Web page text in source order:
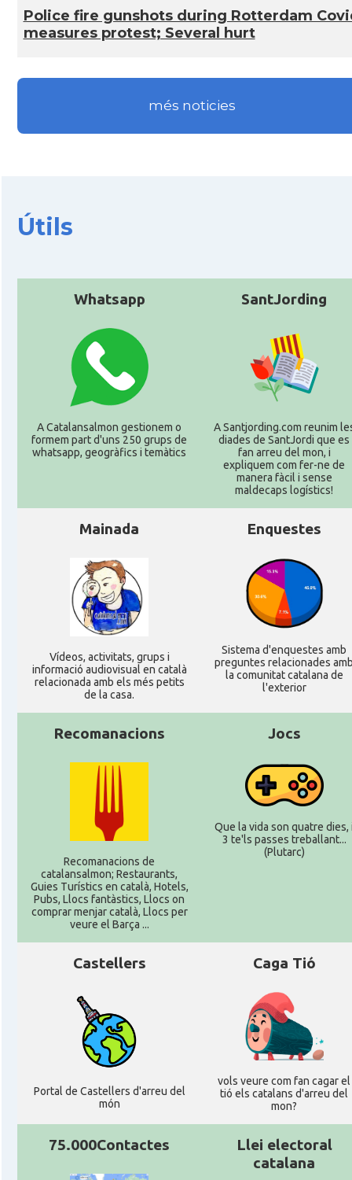
Police fire gunshots during Rotterdam
measures protest; Several hurt
més noticies
Útils
Whatsapp
A Catalansalmon gestionem o
formem part d'uns 250 grups de
whatsapp, geogràfics i temàtics
SantJording
A Santjording.com reunim
diades de SantJordi que es
fan arreu del mon, i
expliquem com fer-ne de
manera fàcil i sense
maldecaps logí­stics!
Mainada
Ví­deos, activitats, grups i
informació audiovisual en català
relacionada amb els més petits
de la casa.
Enquestes
Sistema d'enquestes amb
preguntes relacionades
la comunitat catalana de
l'exterior
Recomanacions
Recomanacions de
catalansalmon; Restaurants,
Guies Turístics en català, Hotels,
Pubs, Llocs fantàstics, Llocs on
comprar menjar català, Llocs per
veure el Barça ...
Jocs
Que la vida son quatre dies,
3 te'ls passes treballant...
(Plutarc)
Castellers
Portal de Castellers d'arreu del
món
Caga Tió
vols veure com fan cagar el
tió els catalans d'arreu del
mon?
75.000Contactes
Llei electoral
catalana